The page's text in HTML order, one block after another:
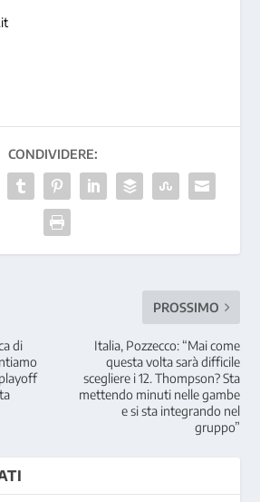
CONDIVIDERE:
di
PROSSIMO
Italia, Pozzecco: “Mai come
questa volta sarà difficile
scegliere i 12. Thompson? Sta
mettendo minuti nelle gambe
e si sta integrando nel
gruppo”